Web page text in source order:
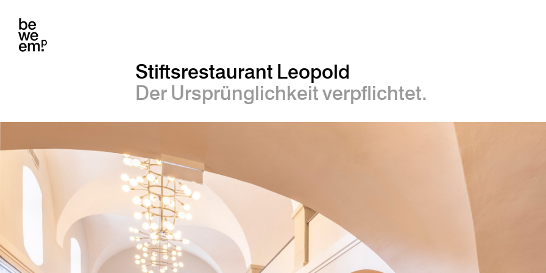
Stiftsrestaurant Leopold
Der Ursprünglichkeit verpflichtet.